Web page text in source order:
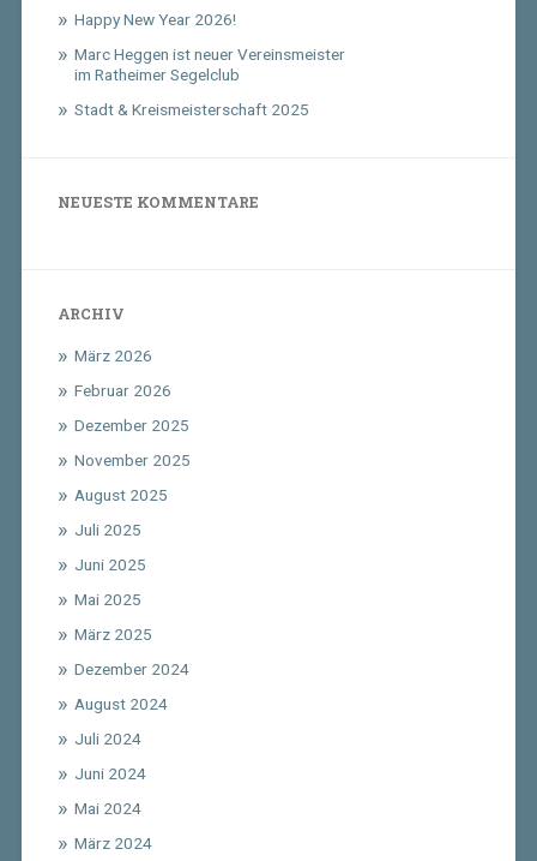
Happy New Year 2026!
Marc Heggen ist neuer Vereinsmeister
im Ratheimer Segelclub
Stadt & Kreismeisterschaft 2025
NEUESTE KOMMENTARE
ARCHIV
März 2026
Februar 2026
Dezember 2025
November 2025
August 2025
Juli 2025
Juni 2025
Mai 2025
März 2025
Dezember 2024
August 2024
Juli 2024
Juni 2024
Mai 2024
März 2024